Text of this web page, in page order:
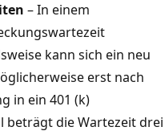
– In einem
kann sich ein neu
erst nach
in ein 401 (k)
beträgt die Wartezeit drei